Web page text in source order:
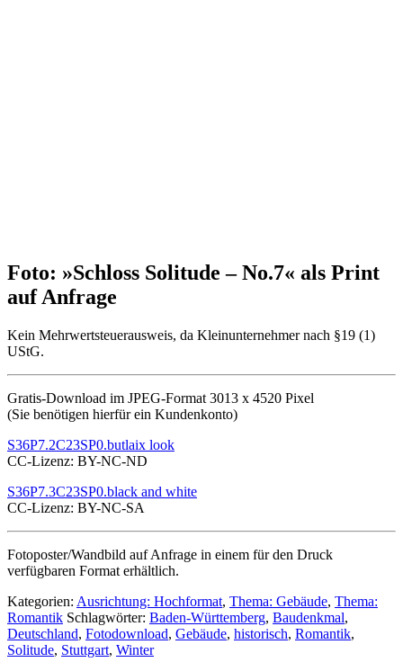
Foto: »Schloss Solitude – No.7« als Print
auf Anfrage
Kein Mehrwertsteuerausweis, da Kleinunternehmer nach §19 (1)
UStG.
Gratis-Download im JPEG-Format 3013 x 4520 Pixel
(Sie benötigen hierfür ein Kundenkonto)
S36P7.2C23SP0.butlaix look
CC-Lizenz: BY-NC-ND
S36P7.3C23SP0.black and white
CC-Lizenz: BY-NC-SA
Fotoposter/Wandbild auf Anfrage in einem für den Druck
verfügbaren Format erhältlich.
Kategorien: Ausrichtung: Hochformat, Thema: Gebäude, Thema:
Romantik Schlagwörter: Baden-Württemberg, Baudenkmal,
Deutschland, Fotodownload, Gebäude, historisch, Romantik,
Solitude, Stuttgart, Winter